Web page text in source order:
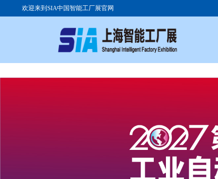
欢迎来到SIA中国智能工厂展官网
关于展会
展品范围
展会现场
广告投放
参展流程
往届展商
展位价格
参观注册
签证服务